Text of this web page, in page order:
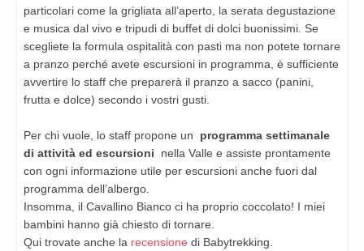
particolari come la grigliata all’aperto, la serata degustazione
e musica dal vivo e tripudi di buffet di dolci buonissimi. Se
scegliete la formula ospitalità con pasti ma non potete tornare
a pranzo perché avete escursioni in programma, è sufficiente
avvertire lo staff che preparerà il pranzo a sacco (panini,
frutta e dolce) secondo i vostri gusti.
Per chi vuole, lo staff propone un
programma settimanale
di attività ed escursioni
nella Valle e assiste prontamente
con ogni informazione utile per escursioni anche fuori dal
programma dell’albergo.
Insomma, il Cavallino Bianco ci ha proprio coccolato! I miei
bambini hanno già chiesto di tornare.
Qui trovate anche la recensione di Babytrekking.